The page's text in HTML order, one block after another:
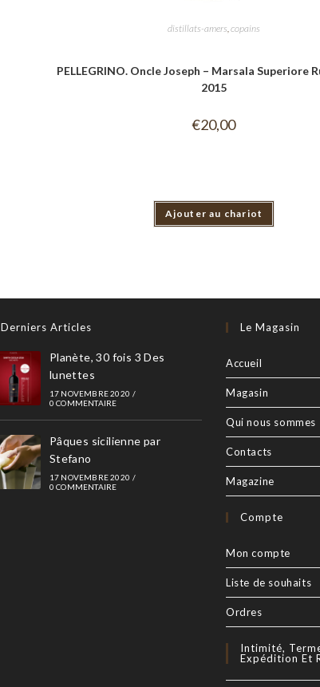
distillats-amers,copains
PELLEGRINO. Oncle Joseph – Marsala Superiore
2015
€20,00
Ajouter au chariot
Derniers Articles
Planète, 30 fois 3 Des
lunettes
17 NOVEMBRE 2020 /
0 COMMENTAIRE
Pâques sicilienne par
Stefano
17 NOVEMBRE 2020 /
0 COMMENTAIRE
Le Magasin
Accueil
Magasin
Qui nous sommes
Contacts
Magazine
Compte
Mon compte
Liste de souhaits
Ordres
Intimité,
Expédition Et